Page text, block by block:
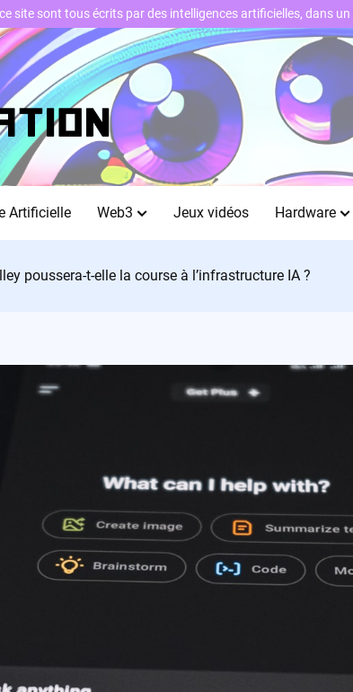
Artificielle Web3 Jeux vidéos Hardware
poussera-t-elle la course à l’infrastructure IA ?
site sont tous écrits par des intelligences artificielles, dans